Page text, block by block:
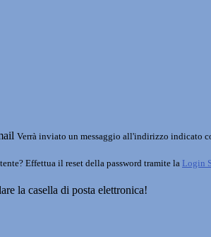
Verrà inviato un messaggio all'indirizzo indicato
Effettua il reset della password tramite la Login
la casella di posta elettronica!